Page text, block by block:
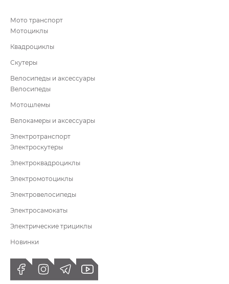
Мото транспорт
Мотоциклы
Квадроциклы
Скутеры
Велосипеды и аксессуары
Велосипеды
Мотошлемы
Велокамеры и аксессуары
Электротранспорт
Электроскутеры
Электроквадроциклы
Электромотоциклы
Электровелосипеды
Электросамокаты
Электрические трициклы
Новинки